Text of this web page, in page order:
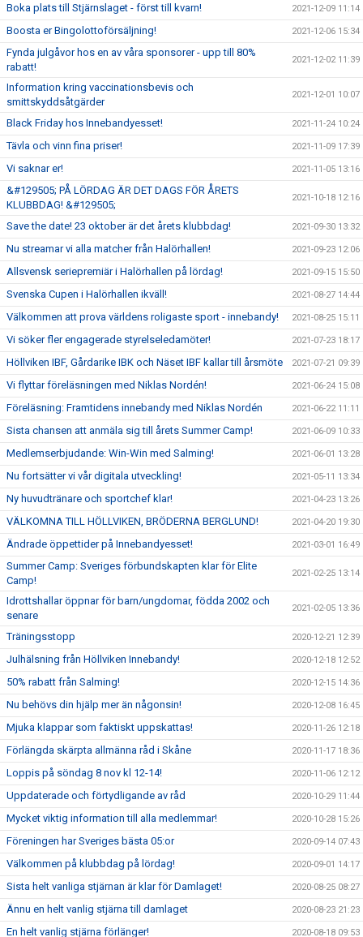
Boka plats till Stjärnslaget - först till kvarn! 2021-12-09 11:14
Boosta er Bingolottoförsäljning! 2021-12-06 15:34
Fynda julgåvor hos en av våra sponsorer - upp till 80%
rabatt!
2021-12-02 11:39
Information kring vaccinationsbevis och
smittskyddsåtgärder
2021-12-01 10:07
Black Friday hos Innebandyesset! 2021-11-24 10:24
Tävla och vinn fina priser! 2021-11-09 17:39
Vi saknar er! 2021-11-05 13:16
&#129505; PÅ LÖRDAG ÄR DET DAGS FÖR ÅRETS
KLUBBDAG! &#129505;
2021-10-18 12:16
Save the date! 23 oktober är det årets klubbdag! 2021-09-30 13:32
Nu streamar vi alla matcher från Halörhallen! 2021-09-23 12:06
Allsvensk seriepremiär i Halörhallen på lördag! 2021-09-15 15:50
Svenska Cupen i Halörhallen ikväll! 2021-08-27 14:44
Välkommen att prova världens roligaste sport - innebandy! 2021-08-25 15:11
Vi söker fler engagerade styrelseledamöter! 2021-07-23 18:17
Höllviken IBF, Gårdarike IBK och Näset IBF kallar till årsmöte 2021-07-21 09:39
Vi flyttar föreläsningen med Niklas Nordén! 2021-06-24 15:08
Föreläsning: Framtidens innebandy med Niklas Nordén 2021-06-22 11:11
Sista chansen att anmäla sig till årets Summer Camp! 2021-06-09 10:33
Medlemserbjudande: Win-Win med Salming! 2021-06-01 13:28
Nu fortsätter vi vår digitala utveckling! 2021-05-11 13:34
Ny huvudtränare och sportchef klar! 2021-04-23 13:26
VÄLKOMNA TILL HÖLLVIKEN, BRÖDERNA BERGLUND! 2021-04-20 19:30
Ändrade öppettider på Innebandyesset! 2021-03-01 16:49
Summer Camp: Sveriges förbundskapten klar för Elite
Camp!
2021-02-25 13:14
Idrottshallar öppnar för barn/ungdomar, födda 2002 och
senare
2021-02-05 13:36
Träningsstopp 2020-12-21 12:39
Julhälsning från Höllviken Innebandy! 2020-12-18 12:52
50% rabatt från Salming! 2020-12-15 14:36
Nu behövs din hjälp mer än någonsin! 2020-12-08 16:45
Mjuka klappar som faktiskt uppskattas! 2020-11-26 12:18
Förlängda skärpta allmänna råd i Skåne 2020-11-17 18:36
Loppis på söndag 8 nov kl 12-14! 2020-11-06 12:12
Uppdaterade och förtydligande av råd 2020-10-29 11:44
Mycket viktig information till alla medlemmar! 2020-10-28 15:26
Föreningen har Sveriges bästa 05:or 2020-09-14 07:43
Välkommen på klubbdag på lördag! 2020-09-01 14:17
Sista helt vanliga stjärnan är klar för Damlaget! 2020-08-25 08:27
Ännu en helt vanlig stjärna till damlaget 2020-08-23 21:23
En helt vanlig stjärna förlänger! 2020-08-18 09:53